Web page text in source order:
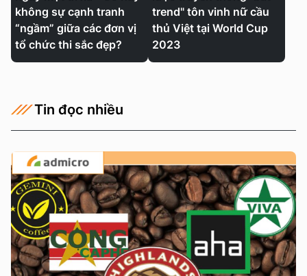
không sự cạnh tranh
“ngầm” giữa các đơn vị
tổ chức thi sắc đẹp?
trend" tôn vinh nữ cầu
thủ Việt tại World Cup
2023
Tin đọc nhiều